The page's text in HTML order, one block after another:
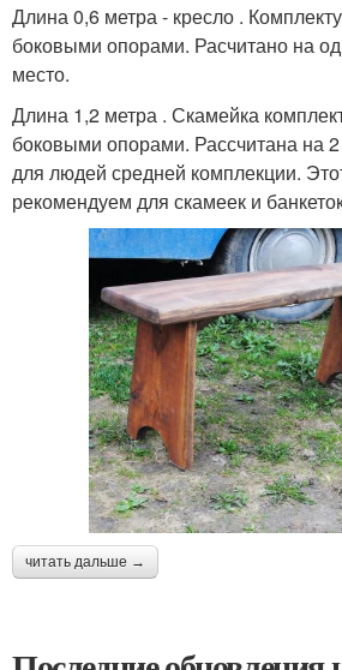
Длина 0,6 метра - кресло .
боковыми опорами. Расчитано на
место.
Длина 1,2 метра . Скамейка
боковыми опорами. Рассчитана на
для людей средней комплекции.
рекомендуем для скамеек и
читать дальше →